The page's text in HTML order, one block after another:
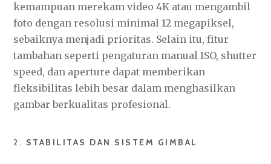
kemampuan merekam video 4K atau mengambil
foto dengan resolusi minimal 12 megapiksel,
sebaiknya menjadi prioritas. Selain itu, fitur
tambahan seperti pengaturan manual ISO, shutter
speed, dan aperture dapat memberikan
fleksibilitas lebih besar dalam menghasilkan
gambar berkualitas profesional.
2. STABILITAS DAN SISTEM GIMBAL